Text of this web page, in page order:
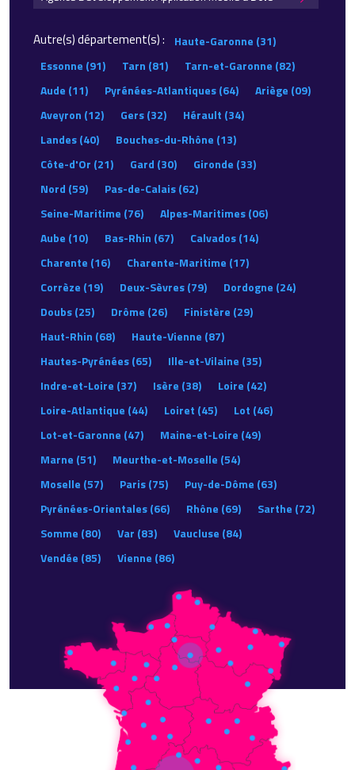
Autre(s) département(s) :
Haute-Garonne (31)
Essonne (91)
Tarn (81)
Tarn-et-Garonne (82)
Aude (11)
Pyrénées-Atlantiques (64)
Ariège (09)
Aveyron (12)
Gers (32)
Hérault (34)
Landes (40)
Bouches-du-Rhône (13)
Côte-d'Or (21)
Gard (30)
Gironde (33)
Nord (59)
Pas-de-Calais (62)
Seine-Maritime (76)
Alpes-Maritimes (06)
Aube (10)
Bas-Rhin (67)
Calvados (14)
Charente (16)
Charente-Maritime (17)
Corrèze (19)
Deux-Sèvres (79)
Dordogne (24)
Doubs (25)
Drôme (26)
Finistère (29)
Haut-Rhin (68)
Haute-Vienne (87)
Hautes-Pyrénées (65)
Ille-et-Vilaine (35)
Indre-et-Loire (37)
Isère (38)
Loire (42)
Loire-Atlantique (44)
Loiret (45)
Lot (46)
Lot-et-Garonne (47)
Maine-et-Loire (49)
Marne (51)
Meurthe-et-Moselle (54)
Moselle (57)
Paris (75)
Puy-de-Dôme (63)
Pyrénées-Orientales (66)
Rhône (69)
Sarthe (72)
Somme (80)
Var (83)
Vaucluse (84)
Vendée (85)
Vienne (86)